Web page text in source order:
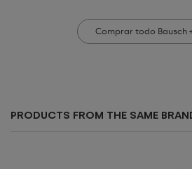
Comprar todo Bausch
PRODUCTS FROM THE SAME